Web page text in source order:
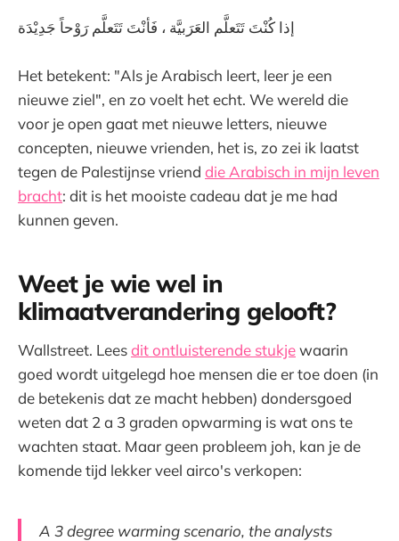
إذا كُنْتَ تَتَعلَّم العَرَبيَّة ، فَأنْتَ تَتَعلَّم رَوْحاً جَدِيْدَة
Het betekent: "Als je Arabisch leert, leer je een
nieuwe ziel", en zo voelt het echt. We wereld die
voor je open gaat met nieuwe letters, nieuwe
concepten, nieuwe vrienden, het is, zo zei ik laatst
tegen de Palestijnse vriend die Arabisch in mijn leven
bracht: dit is het mooiste cadeau dat je me had
kunnen geven.
Weet je wie wel in
klimaatverandering gelooft?
Wallstreet. Leesdit ontluisterende stukjewaarin
goed wordt uitgelegd hoe mensen die er toe doen (in
de betekenis dat ze macht hebben) dondersgoed
weten dat 2 a 3 graden opwarming is wat ons te
wachten staat. Maar geen probleem joh, kan je de
komende tijd lekker veel airco's verkopen:
A 3 degree warming scenario, the analysts